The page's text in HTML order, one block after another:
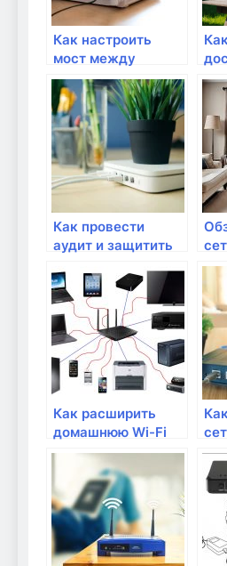
Как настроить
мост между
роутерами для
увеличения
покрытия Wi-Fi?
Как провести
аудит и защитить
хакеров и
вторжений
Как расширить
домашнюю Wi-Fi
сеть